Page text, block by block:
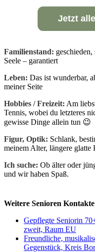
Jetzt
Familienstand:
Seele – garantiert
Leben: Das ist wunderbar,
meiner Seite
Hobbies / Freizeit: Am
Tennis, wobei du letzteres
gewisse Dinge allein tun 😉
Figur, Optik: Schlank,
meinem Alter, längere glatte
Ich suche: Ob älter oder
und wir haben Spaß.
Weitere Senioren
Gepflegte Seniorin
zweit, Raum EU
Freundliche,
Gegenstück, Kreis